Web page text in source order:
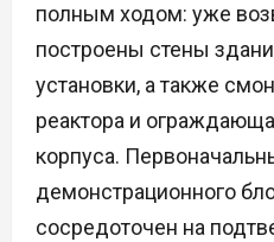
полным ходом: уже
построены стены
установки, а также
реактора и
корпуса.
демонстрационного
сосредоточен на